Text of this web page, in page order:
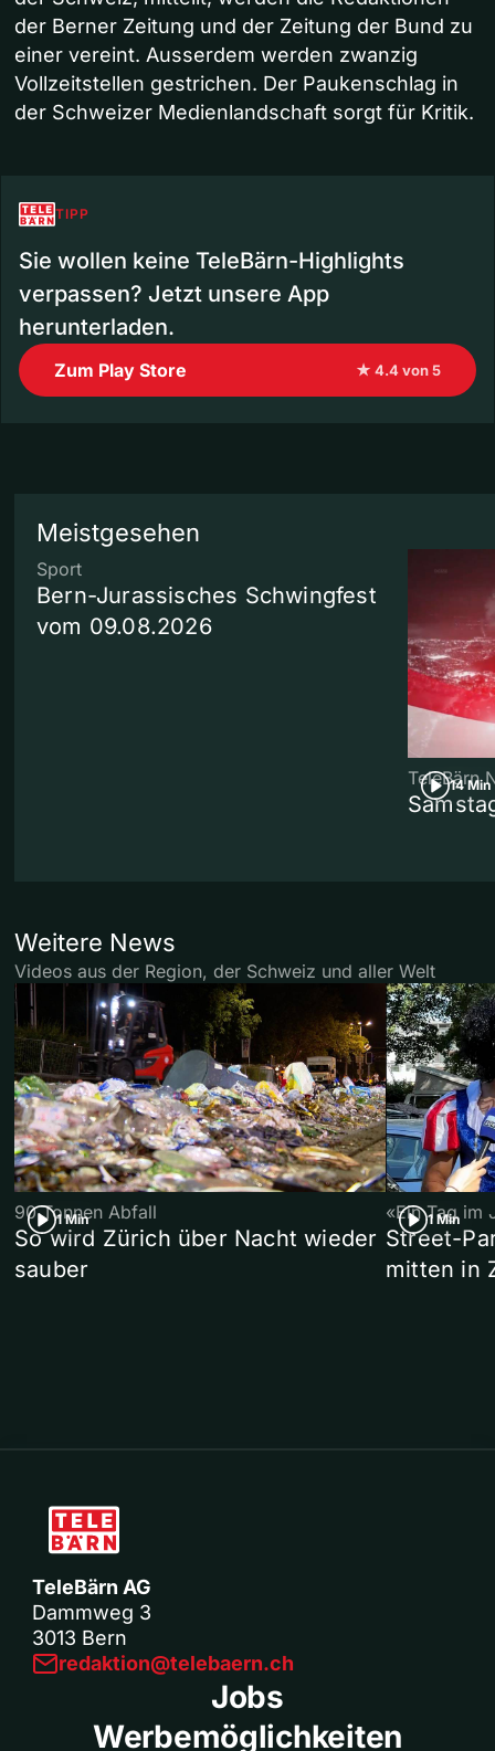
der Berner Zeitung und der Zeitung der Bund zu
einer vereint. Ausserdem werden zwanzig
Vollzeitstellen gestrichen. Der Paukenschlag in
der Schweizer Medienlandschaft sorgt für Kritik.
TIPP
Sie wollen keine TeleBärn-Highlights
verpassen? Jetzt unsere App
herunterladen.
Zum Play Store ★ 4.4 von 5
Meistgesehen
Sport
Bern-Jurassisches Schwingfest
vom 09.08.2026
14 Min
TeleBärn
Weitere News
Videos aus der Region, der Schweiz und aller Welt
1 Min
90 Tonnen Abfall
So wird Zürich über Nacht wieder
sauber
1 Min
«Ein Tag im
Street-
mitten in
TeleBärn AG
Dammweg 3
3013 Bern
redaktion@telebaern.ch
Jobs
Werbemöglichkeiten